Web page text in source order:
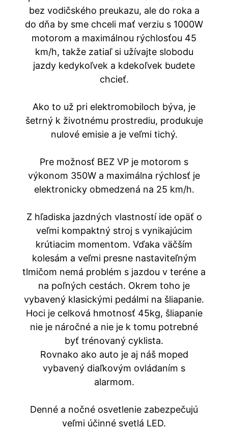
bez vodičského preukazu, ale do roka a
do dňa by sme chceli mať verziu s 1000W
motorom a maximálnou rýchlosťou 45
km/h, takže zatiaľ si užívajte slobodu
jazdy kedykoľvek a kdekoľvek budete
chcieť.
Ako to už pri elektromobiloch býva, je
šetrný k životnému prostrediu, produkuje
nulové emisie a je veľmi tichý.
Pre možnosť BEZ VP je motorom s
výkonom 350W a maximálna rýchlosť je
elektronicky obmedzená na 25 km/h.
Z hľadiska jazdných vlastností ide opäť o
veľmi kompaktný stroj s vynikajúcim
krútiacim momentom. Vďaka väčším
kolesám a veľmi presne nastaviteľným
tlmičom nemá problém s jazdou v teréne a
na poľných cestách. Okrem toho je
vybavený klasickými pedálmi na šliapanie.
Hoci je celková hmotnosť 45kg, šliapanie
nie je náročné a nie je k tomu potrebné
byť trénovaný cyklista.
Rovnako ako auto je aj náš moped
vybavený diaľkovým ovládaním s
alarmom.
Denné a nočné osvetlenie zabezpečujú
veľmi účinné svetlá LED.